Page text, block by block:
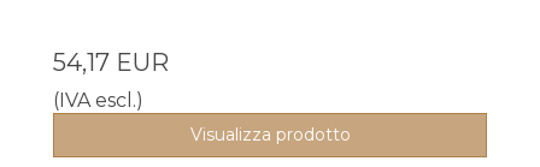
54,17 EUR
(IVA escl.)
Visualizza prodotto